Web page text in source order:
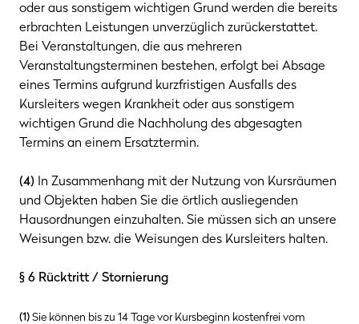
oder aus sonstigem wichtigen Grund werden die bereits
erbrachten Leistungen unverzüglich zurückerstattet.
Bei Veranstaltungen, die aus mehreren
Veranstaltungsterminen bestehen, erfolgt bei Absage
eines Termins aufgrund kurzfristigen Ausfalls des
Kursleiters wegen Krankheit oder aus sonstigem
wichtigen Grund die Nachholung des abgesagten
Termins an einem Ersatztermin.
(4) In Zusammenhang mit der Nutzung von Kursräumen
und Objekten haben Sie die örtlich ausliegenden
Hausordnungen einzuhalten. Sie müssen sich an unsere
Weisungen bzw. die Weisungen des Kursleiters halten.
§ 6 Rücktritt / Stornierung
(1)Sie können bis zu 14Tage vor Kursbeginn kostenfrei vom